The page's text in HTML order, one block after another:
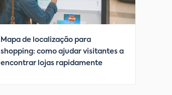
Mapa de localização para
shopping: como ajudar visitantes a
encontrar lojas rapidamente